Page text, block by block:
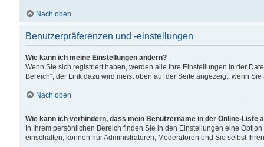
Nach oben
Benutzerpräferenzen und -einstellungen
Wie kann ich meine Einstellungen ändern?
Wenn Sie sich registriert haben, werden alle Ihre Einstellungen in der
Bereich“; der Link dazu wird meist oben auf der Seite angezeigt, wenn
Nach oben
Wie kann ich verhindern, dass mein Benutzername in der Online-Liste
In Ihrem persönlichen Bereich finden Sie in den Einstellungen eine
einschalten, können nur Administratoren, Moderatoren und Sie selbst